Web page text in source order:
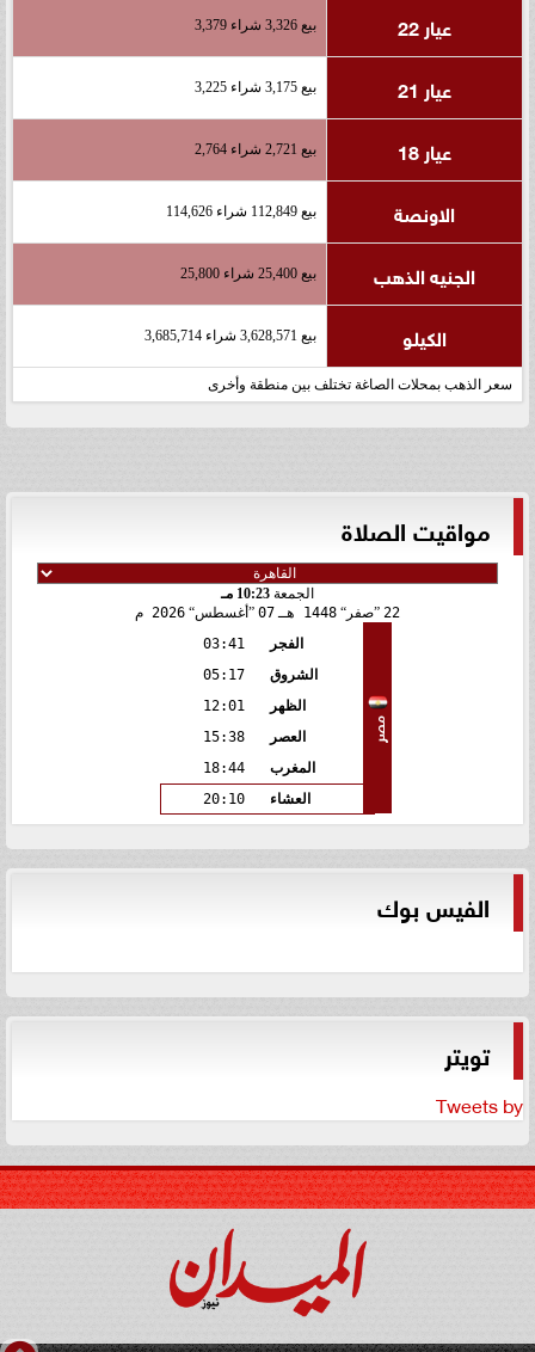
عيار 22 بيع 3,326 شراء 3,379
عيار 21 بيع 3,175 شراء 3,225
عيار 18 بيع 2,721 شراء 2,764
الاونصة بيع 112,849 شراء 114,626
الجنيه الذهب بيع 25,400 شراء 25,800
الكيلو بيع 3,628,571 شراء 3,685,714
سعر الذهب بمحلات الصاغة تختلف بين منطقة وأخرى
مواقيت الصلاة
الجمعة 10:23 مـ
22
صفر 1448 هـ 07 أغسطس 2026 م
مصر
الفجر
03:41
الشروق
05:17
الظهر
12:01
العصر
15:38
المغرب
18:44
العشاء
20:10
الفيس بوك
تويتر
Tweets by